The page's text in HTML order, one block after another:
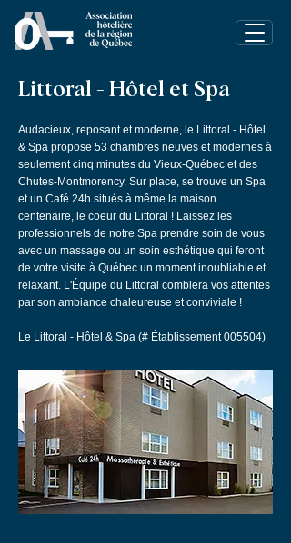
Littoral - Hôtel et Spa
Audacieux, reposant et moderne, le Littoral - Hôtel
& Spa propose 53 chambres neuves et modernes à
seulement cinq minutes du Vieux-Québec et des
Chutes-Montmorency. Sur place, se trouve un Spa
et un Café 24h situés à même la maison
centenaire, le coeur du Littoral ! Laissez les
professionnels de notre Spa prendre soin de vous
avec un massage ou un soin esthétique qui feront
de votre visite à Québec un moment inoubliable et
relaxant. L'Équipe du Littoral comblera vos attentes
par son ambiance chaleureuse et conviviale !
Le Littoral - Hôtel & Spa (# Établissement 005504)